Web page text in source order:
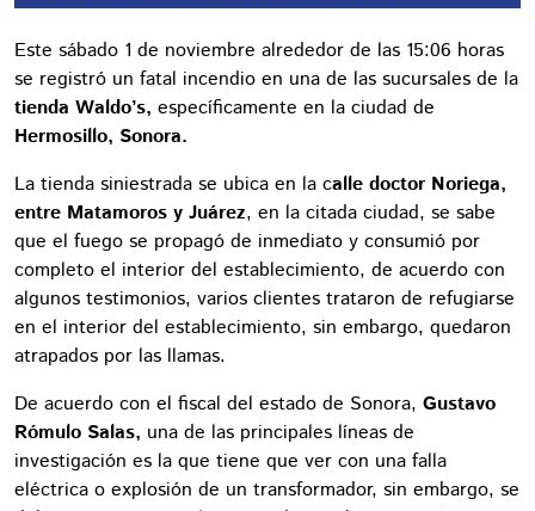
Este sábado 1 de noviembre alrededor de las 15:06 horas
se registró un fatal incendio en una de las sucursales de la
tienda Waldo’s, específicamente en la ciudad de
Hermosillo, Sonora.
La tienda siniestrada se ubica en la calle doctor Noriega,
entre Matamoros y Juárez, en la citada ciudad, se sabe
que el fuego se propagó de inmediato y consumió por
completo el interior del establecimiento, de acuerdo con
algunos testimonios, varios clientes trataron de refugiarse
en el interior del establecimiento, sin embargo, quedaron
atrapados por las llamas.
De acuerdo con el fiscal del estado de Sonora, ​​ Gustavo
Rómulo Salas, una de las principales líneas de
investigación es la que tiene que ver con una falla
eléctrica o explosión de un transformador, sin embargo, se